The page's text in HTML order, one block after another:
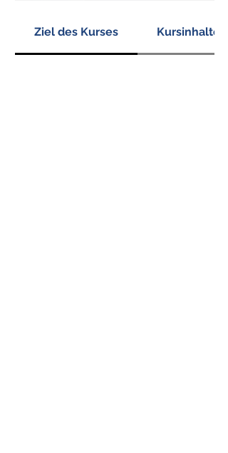
Ziel des Kurses Kursinhalte